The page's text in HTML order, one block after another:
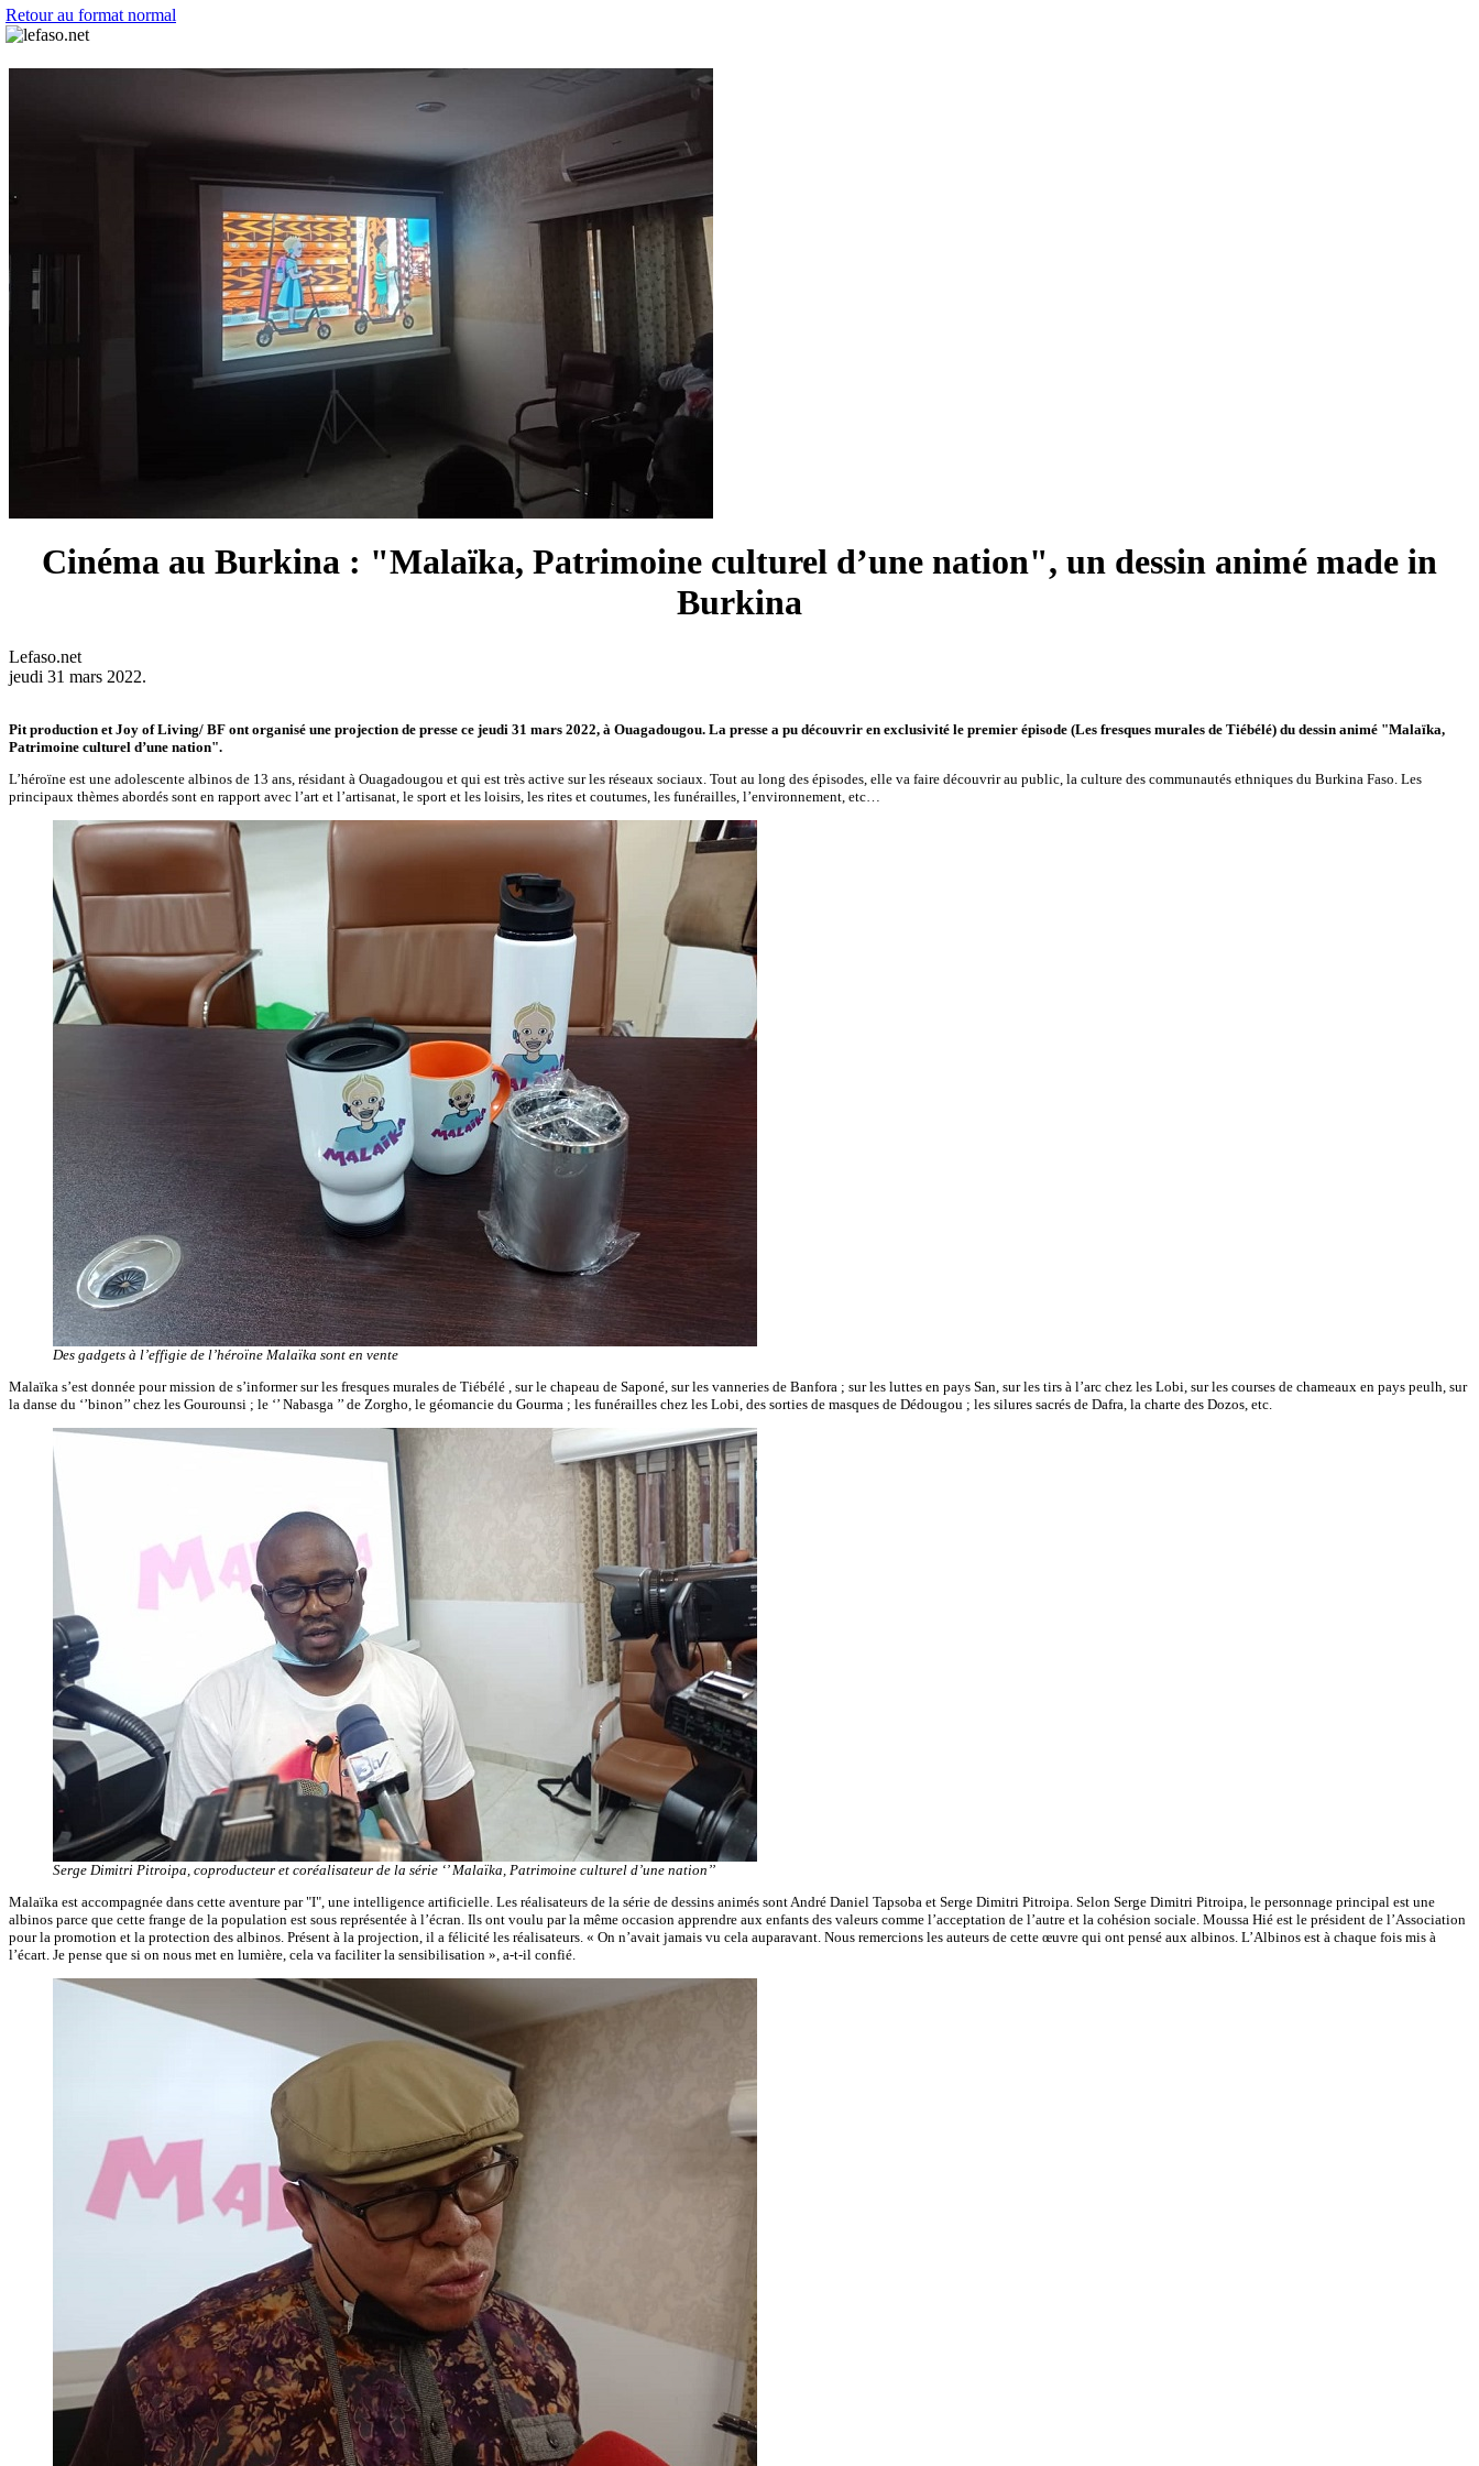
Retour au format normal
Cinéma au Burkina : "Malaïka, Patrimoine culturel d’une nation", un dessin animé made in
Burkina
Lefaso.net
jeudi 31 mars 2022.
Pit production et Joy of Living/ BF ont organisé une projection de presse ce jeudi 31 mars 2022, à Ouagadougou. La presse a pu découvrir en exclusivité le premier épisode (Les fresques murales de Tiébélé) du dessin animé "Malaïka,
Patrimoine culturel d’une nation".
L’héroïne est une adolescente albinos de 13 ans, résidant à Ouagadougou et qui est très active sur les réseaux sociaux. Tout au long des épisodes, elle va faire découvrir au public, la culture des communautés ethniques du Burkina Faso. Les
principaux thèmes abordés sont en rapport avec l’art et l’artisanat, le sport et les loisirs, les rites et coutumes, les funérailles, l’environnement, etc…
Des gadgets à l’effigie de l’héroïne Malaïka sont en vente
Malaïka s’est donnée pour mission de s’informer sur les fresques murales de Tiébélé , sur le chapeau de Saponé, sur les vanneries de Banfora ; sur les luttes en pays San, sur les tirs à l’arc chez les Lobi, sur les courses de chameaux en pays peulh, sur
la danse du ‘’binon’’ chez les Gourounsi ; le ‘’ Nabasga ’’ de Zorgho, le géomancie du Gourma ; les funérailles chez les Lobi, des sorties de masques de Dédougou ; les silures sacrés de Dafra, la charte des Dozos, etc.
Serge Dimitri Pitroipa, coproducteur et coréalisateur de la série ‘’ Malaïka, Patrimoine culturel d’une nation’’
Malaïka est accompagnée dans cette aventure par "I", une intelligence artificielle. Les réalisateurs de la série de dessins animés sont André Daniel Tapsoba et Serge Dimitri Pitroipa. Selon Serge Dimitri Pitroipa, le personnage principal est une
albinos parce que cette frange de la population est sous représentée à l’écran. Ils ont voulu par la même occasion apprendre aux enfants des valeurs comme l’acceptation de l’autre et la cohésion sociale. Moussa Hié est le président de l’Association
pour la promotion et la protection des albinos. Présent à la projection, il a félicité les réalisateurs. « On n’avait jamais vu cela auparavant. Nous remercions les auteurs de cette œuvre qui ont pensé aux albinos. L’Albinos est à chaque fois mis à
l’écart. Je pense que si on nous met en lumière, cela va faciliter la sensibilisation », a-t-il confié.